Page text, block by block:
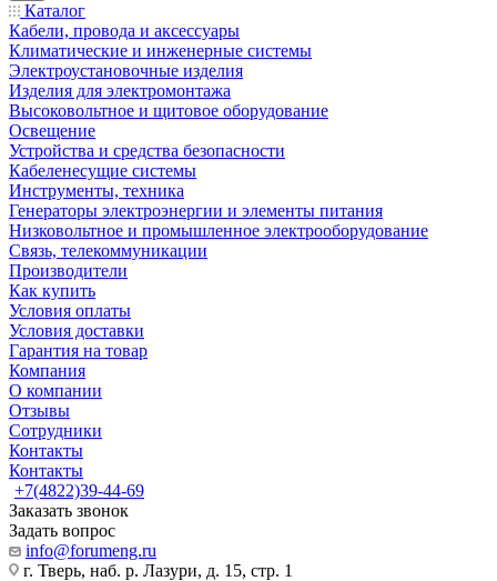
Каталог
Кабели, провода и аксессуары
Климатические и инженерные системы
Электроустановочные изделия
Изделия для электромонтажа
Высоковольтное и щитовое оборудование
Освещение
Устройства и средства безопасности
Кабеленесущие системы
Инструменты, техника
Генераторы электроэнергии и элементы питания
Низковольтное и промышленное электрооборудование
Связь, телекоммуникации
Производители
Как купить
Условия оплаты
Условия доставки
Гарантия на товар
Компания
О компании
Отзывы
Сотрудники
Контакты
Контакты
+7(4822)39-44-69
Заказать звонок
Задать вопрос
info@forumeng.ru
г. Тверь, наб. р. Лазури, д. 15, стр. 1